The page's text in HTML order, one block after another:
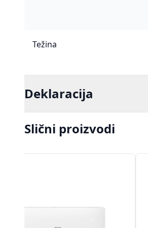
Težina
Deklaracija
Slični proizvodi